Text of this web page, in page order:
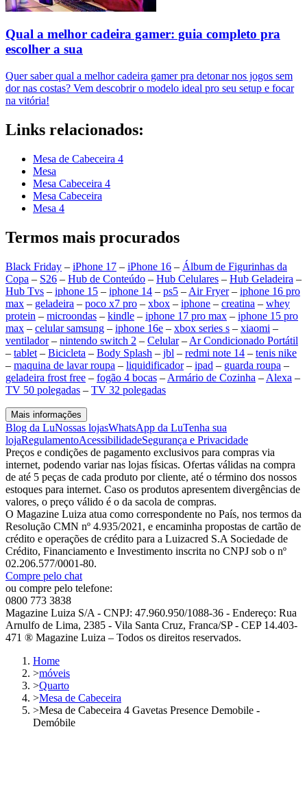
Qual a melhor cadeira gamer: guia completo pra
escolher a sua
Quer saber qual a melhor cadeira gamer pra detonar nos jogos sem
dor nas costas? Vem descobrir o modelo ideal pro seu setup e focar
na vitória!
Links relacionados:
Mesa de Cabeceira 4
Mesa
Mesa Cabeceira 4
Mesa Cabeceira
Mesa 4
Termos mais procurados
Black Friday – iPhone 17 – iPhone 16 – Álbum de Figurinhas da
Copa – S26 – Hub de Conteúdo – Hub Celulares – Hub Geladeira –
Hub Tvs – iphone 15 – iphone 14 – ps5 – Air Fryer– iphone 16 pro
max – geladeira – poco x7 pro – xbox – iphone – creatina – whey
protein – microondas – kindle – iphone 17 pro max – iphone 15 pro
max – celular samsung – iphone 16e – xbox series s – xiaomi –
ventilador– nintendo switch 2 – Celular– Ar Condicionado Portátil
– tablet – Bicicleta – Body Splash – jbl – redmi note 14 – tenis nike
– maquina de lavar roupa – liquidificador– ipad – guarda roupa –
geladeira frost free – fogão 4 bocas – Armário de Cozinha – Alexa –
TV 50 polegadas – TV 32 polegadas
Mais informações
Blog da LuNossas lojasWhatsApp da LuTenha sua
lojaRegulamentoAcessibilidadeSegurança e Privacidade
Preços e condições de pagamento exclusivos para compras via
internet, podendo variar nas lojas físicas. Ofertas válidas na compra
de até 5 peças de cada produto por cliente, até o término dos nossos
estoques para internet. Caso os produtos apresentem divergências de
valores, o preço válido é o da sacola de compras.
O Magazine Luiza atua como correspondente no País, nos termos da
Resolução CMN nº 4.935/2021, e encaminha propostas de cartão de
crédito e operações de crédito para a Luizacred S.A Sociedade de
Crédito, Financiamento e Investimento inscrita no CNPJ sob o nº
02.206.577/0001-80.
Compre pelo chat
ou compre pelo telefone:
0800 773 3838
Magazine Luiza S/A - CNPJ: 47.960.950/1088-36 - Endereço: Rua
Arnulfo de Lima, 2385 - Vila Santa Cruz, Franca/SP - CEP 14.403-
471 ® Magazine Luiza – Todos os direitos reservados.
Home
>móveis
>Quarto
>Mesa de Cabeceira
>Mesa de Cabeceira 4 Gavetas Presence Demobile -
Demóbile